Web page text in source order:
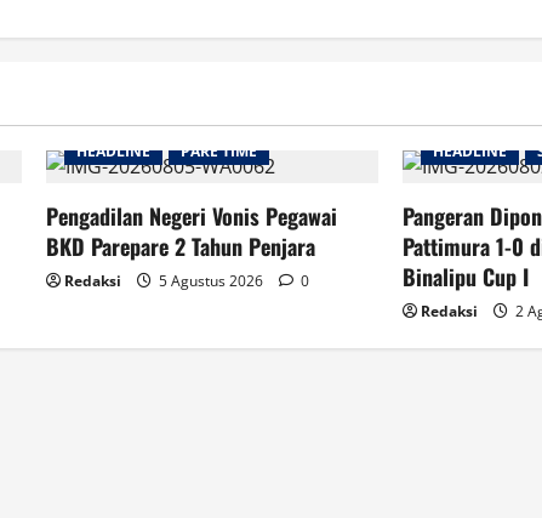
HEADLINE PARE TIME
Pengadilan Negeri Vonis Pegawai
BKD Parepare 2 Tahun Penjara
Redaksi 5 Agustus 2026 0
HEADLINE
Pangeran
Pattimura 1-0
Binalipu Cup I
Redaksi 2